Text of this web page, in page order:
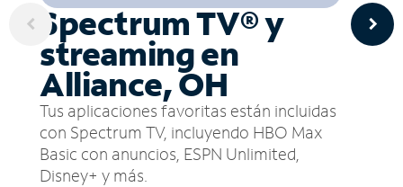
Spectrum TV® y
streaming en
Alliance, OH
Tus aplicaciones favoritas están incluidas
con Spectrum TV, incluyendo HBO Max
Basic con anuncios, ESPN Unlimited,
Disney+ y más.